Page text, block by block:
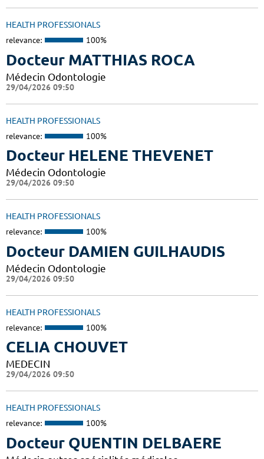
HEALTH PROFESSIONALS
relevance: 100%
Docteur MATTHIAS ROCA
Médecin Odontologie
29/04/2026 09:50
HEALTH PROFESSIONALS
relevance: 100%
Docteur HELENE THEVENET
Médecin Odontologie
29/04/2026 09:50
HEALTH PROFESSIONALS
relevance: 100%
Docteur DAMIEN GUILHAUDIS
Médecin Odontologie
29/04/2026 09:50
HEALTH PROFESSIONALS
relevance: 100%
CELIA CHOUVET
MEDECIN
29/04/2026 09:50
HEALTH PROFESSIONALS
relevance: 100%
Docteur QUENTIN DELBAERE